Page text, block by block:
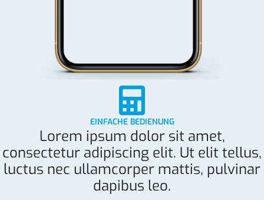
EINFACHE BEDIENUNG
Lorem ipsum dolor sit amet,
consectetur adipiscing elit. Ut elit tellus,
luctus nec ullamcorper mattis, pulvinar
dapibus leo.